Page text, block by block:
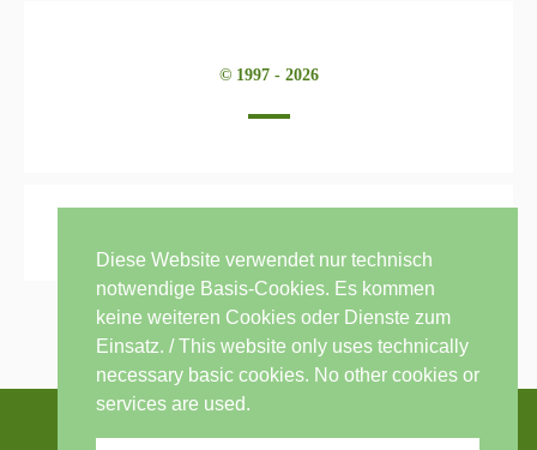
© 1997 - 2026
Diese Website verwendet nur technisch
notwendige Basis-Cookies. Es kommen
keine weiteren Cookies oder Dienste zum
Einsatz. / This website only uses technically
necessary basic cookies. No other cookies or
services are used.